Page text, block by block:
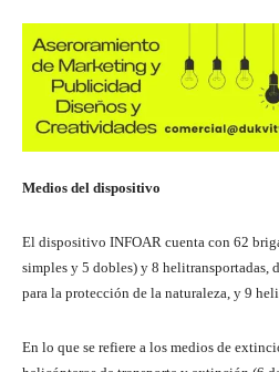
Medios del dispositivo
El dispositivo INFOAR cuenta con 62
simples y 5 dobles) y 8 helitransportadas,
para la protección de la naturaleza, y 9
En lo que se refiere a los medios de